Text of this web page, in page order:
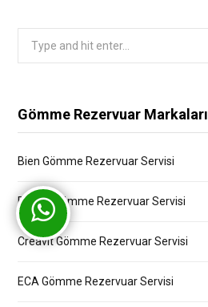
Gömme Rezervuar Markaları
Bien Gömme Rezervuar Servisi
Bocchi Gömme Rezervuar Servisi
Creavit Gömme Rezervuar Servisi
ECA Gömme Rezervuar Servisi